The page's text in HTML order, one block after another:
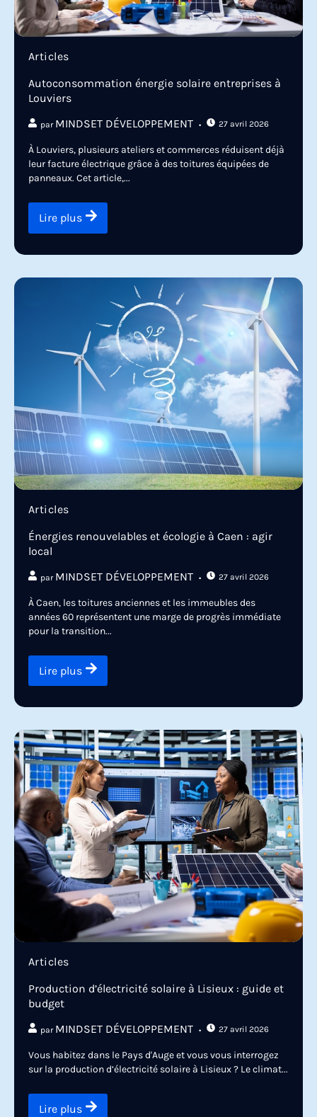
Articles
Autoconsommation énergie solaire entreprises à
Louviers
par MINDSET DÉVELOPPEMENT 27 avril 2026
À Louviers, plusieurs ateliers et commerces réduisent déjà
leur facture électrique grâce à des toitures équipées de
panneaux. Cet article,...
Lire plus
Articles
Énergies renouvelables et écologie à Caen : agir
local
par MINDSET DÉVELOPPEMENT 27 avril 2026
À Caen, les toitures anciennes et les immeubles des
années 60 représentent une marge de progrès immédiate
pour la transition...
Lire plus
Articles
Production d’électricité solaire à Lisieux : guide et
budget
par MINDSET DÉVELOPPEMENT 27 avril 2026
Vous habitez dans le Pays d'Auge et vous vous interrogez
sur la production d’électricité solaire à Lisieux ? Le climat...
Lire plus